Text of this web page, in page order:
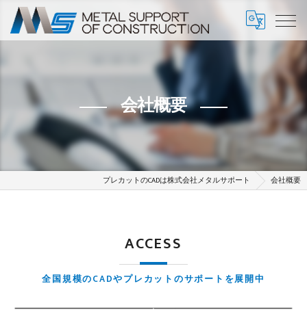
会社概要
プレカットのCADは株式会社メタルサポート 会社概要
全国規模のCADやプレカットのサポートを展開中
ACCESS